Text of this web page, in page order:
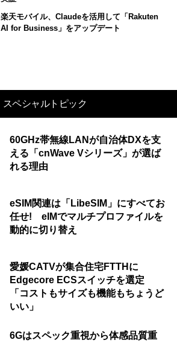
楽天モバイル、Claudeを活用して「Rakuten
AI for Business」をアップデート
スペシャルトピック
60GHz帯無線LANが自治体DXを支
える「cnWave Vシリーズ」が選ば
れる理由
eSIM関連は「LibeSIM」にすべてお
任せ! eIMでマルチプロファイルを
動的に切り替え
愛媛CATVが集合住宅FTTHに
Edgecore ECSスイッチを選定
「コストもサイズも機能もちょうど
いい」
6Gはスペック重視から体感品質重